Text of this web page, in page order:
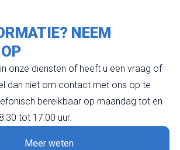
NEEM
onze diensten of heeft u een vraag of
dan niet om contact met ons op te
bereikbaar op maandag tot en
tot 17:00 uur.
Meer weten